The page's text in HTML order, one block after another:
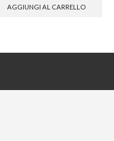
AGGIUNGI AL CARRELLO